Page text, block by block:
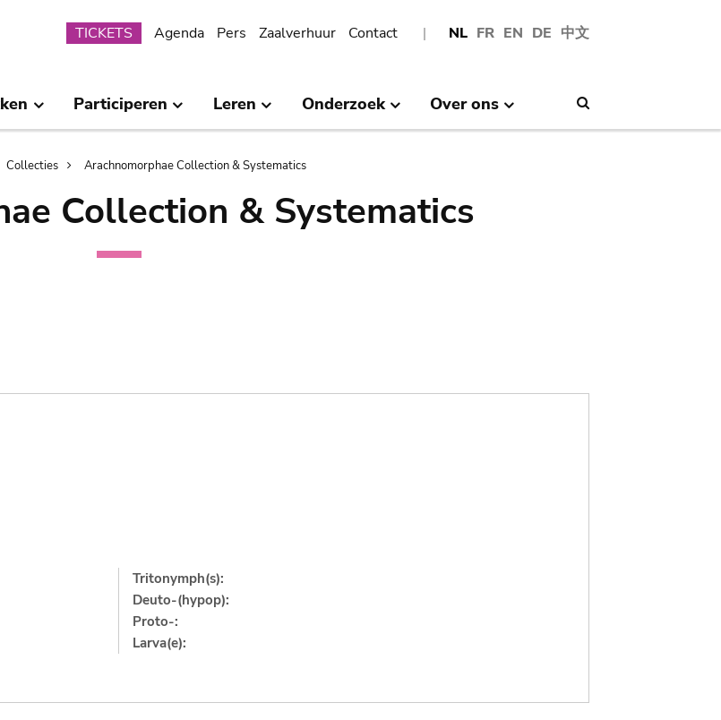
NL FR EN DE 中文
Submenu
TICKETS Agenda Pers Zaalverhuur Contact
Participeren Leren Onderzoek Over ons
Collecties Arachnomorphae Collection & Systematics
Collection & Systematics
Tritonymph(s):
Deuto-(hypop):
Proto-:
Larva(e):